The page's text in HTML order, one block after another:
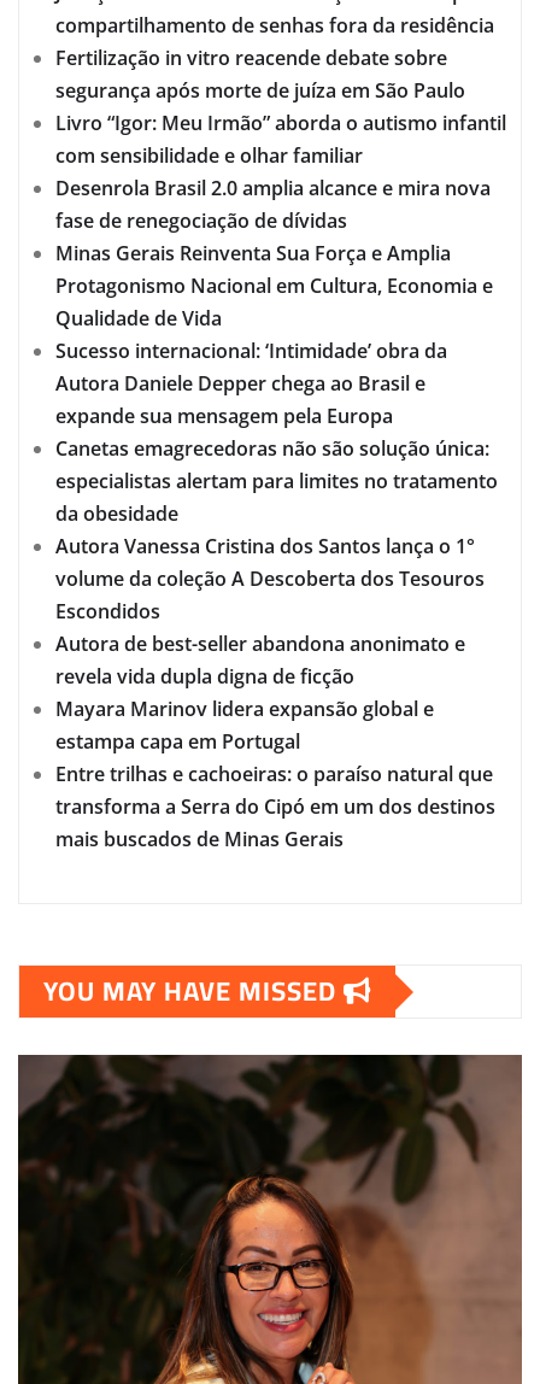
compartilhamento de senhas fora da residência
Fertilização in vitro reacende debate sobre
segurança após morte de juíza em São Paulo
Livro “Igor: Meu Irmão” aborda o autismo infantil
com sensibilidade e olhar familiar
Desenrola Brasil 2.0 amplia alcance e mira nova
fase de renegociação de dívidas
Minas Gerais Reinventa Sua Força e Amplia
Protagonismo Nacional em Cultura, Economia e
Qualidade de Vida
Sucesso internacional: ‘Intimidade’ obra da
Autora Daniele Depper chega ao Brasil e
expande sua mensagem pela Europa
Canetas emagrecedoras não são solução única:
especialistas alertam para limites no tratamento
da obesidade
Autora Vanessa Cristina dos Santos lança o 1°
volume da coleção A Descoberta dos Tesouros
Escondidos
Autora de best-seller abandona anonimato e
revela vida dupla digna de ficção
Mayara Marinov lidera expansão global e
estampa capa em Portugal
Entre trilhas e cachoeiras: o paraíso natural que
transforma a Serra do Cipó em um dos destinos
mais buscados de Minas Gerais
YOU MAY HAVE MISSED